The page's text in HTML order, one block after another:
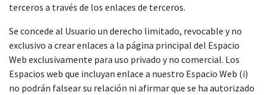
terceros a través de los enlaces de terceros.
Se concede al Usuario un derecho limitado, revocable y no
exclusivo a crear enlaces a la página principal del Espacio
Web exclusivamente para uso privado y no comercial. Los
Espacios web que incluyan enlace a nuestro Espacio Web (i)
no podrán falsear su relación ni afirmar que se ha autorizado